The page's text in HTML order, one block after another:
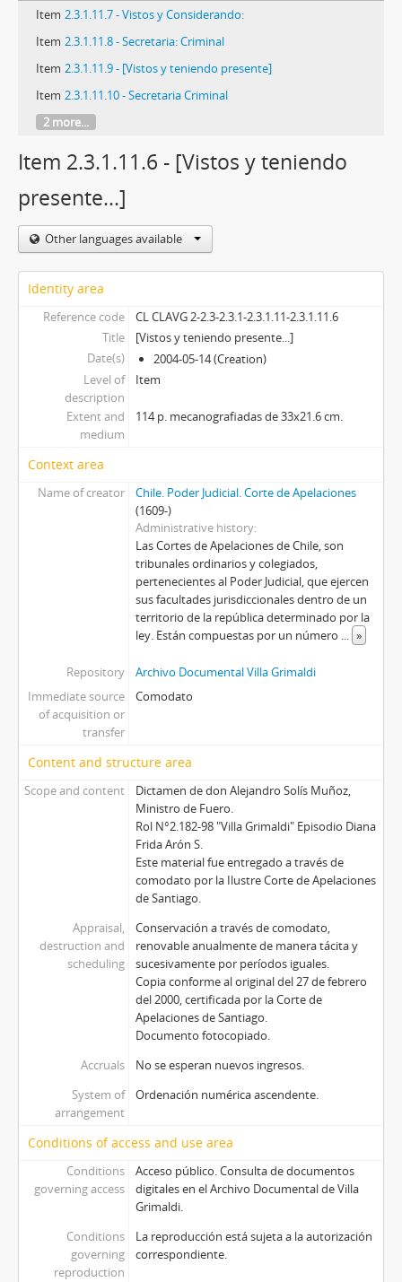
Item 2.3.1.11.7 - Vistos y Considerando:
Item 2.3.1.11.8 - Secretaria: Criminal
Item 2.3.1.11.9 - [Vistos y teniendo presente]
Item 2.3.1.11.10 - Secretaria Criminal
2 more...
Item 2.3.1.11.6 - [Vistos y teniendo
presente...]
Other languages available
Identity area
Reference code
CL CLAVG 2-2.3-2.3.1-2.3.1.11-2.3.1.11.6
Title
[Vistos y teniendo presente...]
Date(s)
2004-05-14 (Creation)
Level of
description
Item
Extent and
medium
114 p. mecanografiadas de 33x21.6 cm.
Context area
Name of creator
Chile. Poder Judicial. Corte de Apelaciones
(1609-)
Administrative history
Las Cortes de Apelaciones de Chile, son
tribunales ordinarios y colegiados,
pertenecientes al Poder Judicial, que ejercen
sus facultades jurisdiccionales dentro de un
territorio de la república determinado por la
ley. Están compuestas por un número ... »
Repository
Archivo Documental Villa Grimaldi
Immediate source
of acquisition or
transfer
Comodato
Content and structure area
Scope and content
Dictamen de don Alejandro Solís Muñoz,
Ministro de Fuero.
Rol N°2.182-98 "Villa Grimaldi" Episodio Diana
Frida Arón S.
Este material fue entregado a través de
comodato por la Ilustre Corte de Apelaciones
de Santiago.
Appraisal,
destruction and
scheduling
Conservación a través de comodato,
renovable anualmente de manera tácita y
sucesivamente por períodos iguales.
Copia conforme al original del 27 de febrero
del 2000, certificada por la Corte de
Apelaciones de Santiago.
Documento fotocopiado.
Accruals
No se esperan nuevos ingresos.
System of
arrangement
Ordenación numérica ascendente.
Conditions of access and use area
Conditions
governing access
Acceso público. Consulta de documentos
digitales en el Archivo Documental de Villa
Grimaldi.
Conditions
governing
reproduction
La reproducción está sujeta a la autorización
correspondiente.